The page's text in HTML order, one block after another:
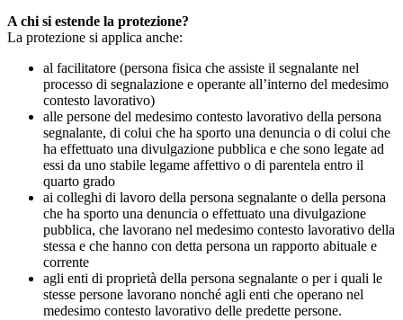
A chi si estende la protezione?
La protezione si applica anche:
al facilitatore (persona fisica che assiste il segnalante nel
processo di segnalazione e operante all’interno del medesimo
contesto lavorativo)
alle persone del medesimo contesto lavorativo della persona
segnalante, di colui che ha sporto una denuncia o di colui che
ha effettuato una divulgazione pubblica e che sono legate ad
essi da uno stabile legame affettivo o di parentela entro il
quarto grado
ai colleghi di lavoro della persona segnalante o della persona
che ha sporto una denuncia o effettuato una divulgazione
pubblica, che lavorano nel medesimo contesto lavorativo della
stessa e che hanno con detta persona un rapporto abituale e
corrente
agli enti di proprietà della persona segnalante o per i quali le
stesse persone lavorano nonché agli enti che operano nel
medesimo contesto lavorativo delle predette persone.